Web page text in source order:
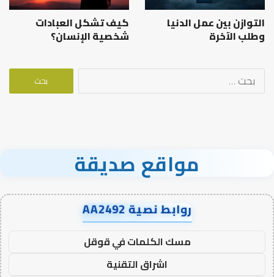
التوازن بين عمل الدنيا
وطلب الآخرة
كيف تشكل العبادات
شخصية الإنسان؟
البحث
مواقع صديقة
روابط نصية AA2492
مسك الكلمات في قوقل
اشراق التقنية